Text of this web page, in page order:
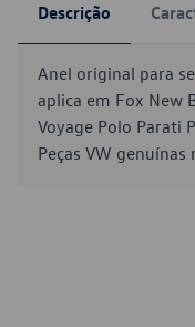
Descrição
Anel original para
aplica em Fox New
Voyage Polo Parati
Peças VW